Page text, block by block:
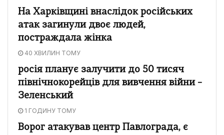
На Харківщині внаслідок російських
атак загинули двоє людей,
постраждала жінка
40 ХВИЛИН ТОМУ
росія планує залучити до 50 тисяч
північнокорейців для вивчення війни –
Зеленський
1 ГОДИНУ ТОМУ
Ворог атакував центр Павлограда, є